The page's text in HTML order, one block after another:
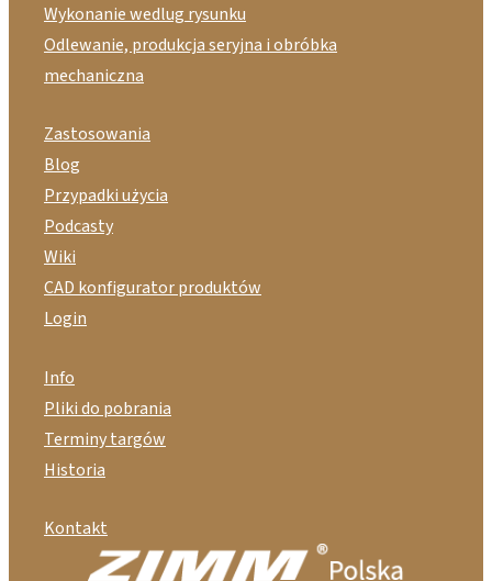
Wykonanie wedlug rysunku
Odlewanie, produkcja seryjna i obróbka
mechaniczna
Zastosowania
Blog
Przypadki użycia
Podcasty
Wiki
CAD konfigurator produktów
Login
Info
Pliki do pobrania
Terminy targów
Historia
Kontakt